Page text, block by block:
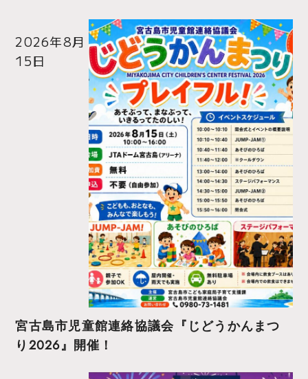
2026年8月
15日
宮古島市児童館連絡協議会『じどうかんまつ
り2026』開催！